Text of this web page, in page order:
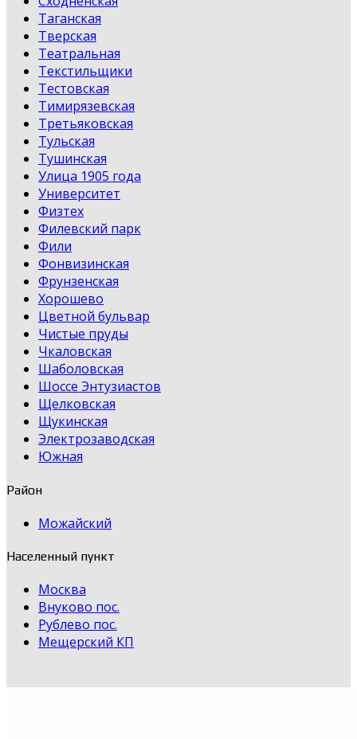
Таганская
Тверская
Театральная
Текстильщики
Тестовская
Тимирязевская
Третьяковская
Тульская
Тушинская
Улица 1905 года
Университет
Физтех
Филевский парк
Фили
Фонвизинская
Фрунзенская
Хорошево
Цветной бульвар
Чистые пруды
Чкаловская
Шаболовская
Шоссе Энтузиастов
Щелковская
Щукинская
Электрозаводская
Южная
Район
Можайский
Населенный пункт
Москва
Внуково пос.
Рублево пос.
Мещерский КП